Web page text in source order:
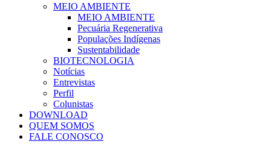
MEIO AMBIENTE
MEIO AMBIENTE
Pecuária Regenerativa
Populações Indígenas
Sustentabilidade
BIOTECNOLOGIA
Notícias
Entrevistas
Perfil
Colunistas
DOWNLOAD
QUEM SOMOS
FALE CONOSCO